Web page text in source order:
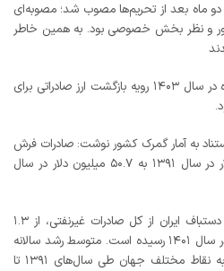
ماه بعد از تحریم‌ها مصوب شد؛ مصوبه‌ای
و نظر بخش خصوصی بود. به همین خاطر
به گفته این چهره صنفی، مقرر شده در سال ۱۴۰۳ رویه بازگشت ارز صادراتی برای
به آمار گمرک کشور نوشت: صادرات فرش
دستباف ایران از ۴۲۷.۳ میلیون دلار در سال ۱۳۹۱ به ۵۰.۷ میلیون دلار در سال
بر این اساس، سهم صادرات فرش دستباف ایران از کل صادرات غیرنفتی، از ۱.۳
درصد در سال ۱۳۹۱ به ۰.۰۹ درصد در سال ۱۴۰۱ رسیده است. متوسط رشد سالانه
ارزش صادرات فرش دستباف ایران به نقاط مختلف جهان طی سال‌های ۱۳۹۱ تا